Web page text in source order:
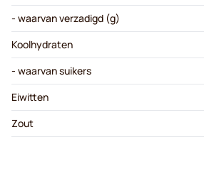
- waarvan verzadigd (g)
Koolhydraten
- waarvan suikers
Eiwitten
Zout